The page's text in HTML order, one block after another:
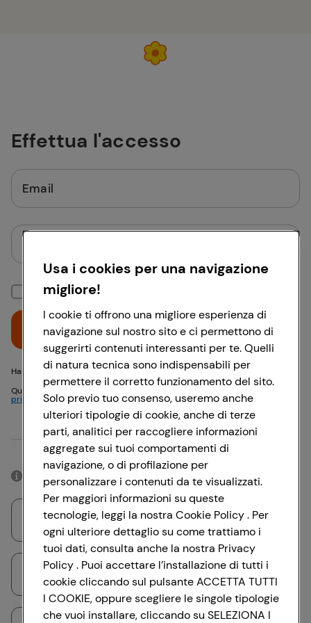
Effettua l'accesso
Email
Mantieni la sessione attiva
Hai problemi di accesso? {{recover-pwd}} o {{recover-email}}
Questo sito è protetto da reCAPTCHA e si applicano
privacy eTermini di servizioGoogle
Accedi
Oppure
Accedendo con il tuo account social, rimarrai connesso per 12 ore.
Accedi con Google
Usa i cookies per una navigazione
migliore!
I cookie ti offrono una migliore esperienza di
navigazione sul nostro sito e ci permettono di
suggerirti contenuti interessanti per te. Quelli
di natura tecnica sono indispensabili per
permettere il corretto funzionamento del sito.
Solo previo tuo consenso, useremo anche
ulteriori tipologie di cookie, anche di terze
parti, analitici per raccogliere informazioni
aggregate sui tuoi comportamenti di
navigazione, o di profilazione per
personalizzare i contenuti da te visualizzati.
Per maggiori informazioni su queste
tecnologie, leggi la nostra Cookie Policy . Per
ogni ulteriore dettaglio su come trattiamo i
tuoi dati, consulta anche la nostra Privacy
Policy . Puoi accettare l’installazione di tutti i
cookie cliccando sul pulsante ACCETTA TUTTI
I COOKIE, oppure scegliere le singole tipologie
che vuoi installare, cliccando su SELEZIONA I